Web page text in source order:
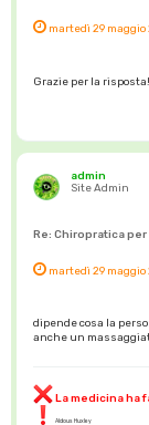
martedì 29 maggio
Grazie per la
admin
Site Admin
Re: Chiropratica
martedì 29 maggio
dipende cosa la
anche un
La medicina ha
Aldous Huxley